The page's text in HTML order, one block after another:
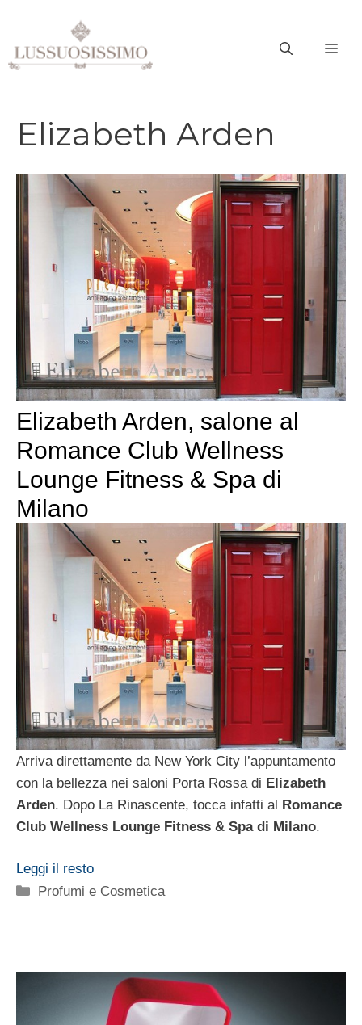
contenuto
Elizabeth Arden
Elizabeth Arden, salone al
Romance Club Wellness
Lounge Fitness & Spa di
Milano
Arriva direttamente da New York City l’appuntamento
con la bellezza nei saloni Porta Rossa di Elizabeth
Arden. Dopo La Rinascente, tocca infatti al Romance
Club Wellness Lounge Fitness & Spa di Milano.
Leggi il resto
Categorie
Profumi e Cosmetica